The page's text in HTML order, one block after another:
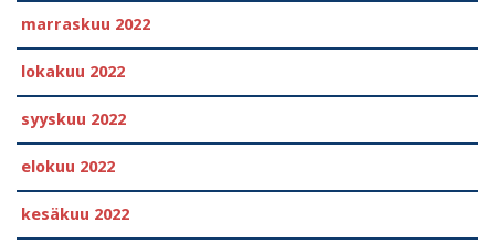
marraskuu 2022
lokakuu 2022
syyskuu 2022
elokuu 2022
kesäkuu 2022